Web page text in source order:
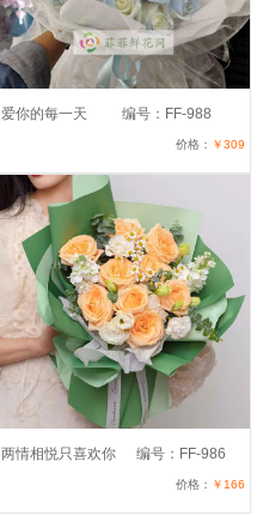
爱你的每一天 编号：FF-988
价格： ￥309
两情相悦只喜欢你 编号：FF-986
价格： ￥166